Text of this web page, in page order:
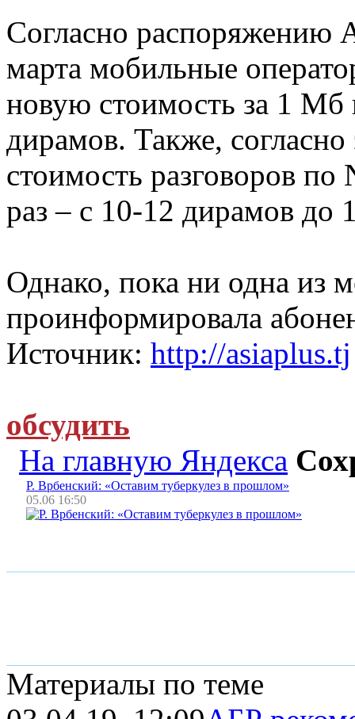
Согласно распоряжению
марта мобильные
новую стоимость за 1 Мб
дирамов. Также,
стоимость разговоров
раз – с 10-12 дирамов до
Однако, пока ни одна из
проинформировала
Источник: http://asiaplus.tj
обсудить
На главную Яндекса
Р. Врбенский: «Оставим туберкулез в прошлом»
05.06 16:50
Материалы по теме